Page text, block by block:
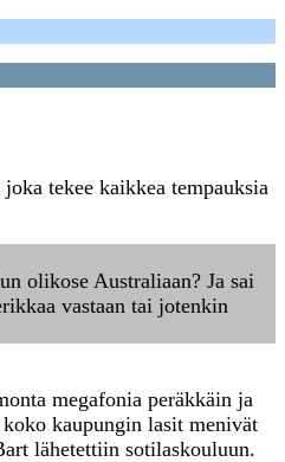
tekee kaikkea tempauksia
olikose Australiaan? Ja sai
vastaan tai jotenkin
megafonia peräkkäin ja
kaupungin lasit menivät
lähetettiin sotilaskouluun.